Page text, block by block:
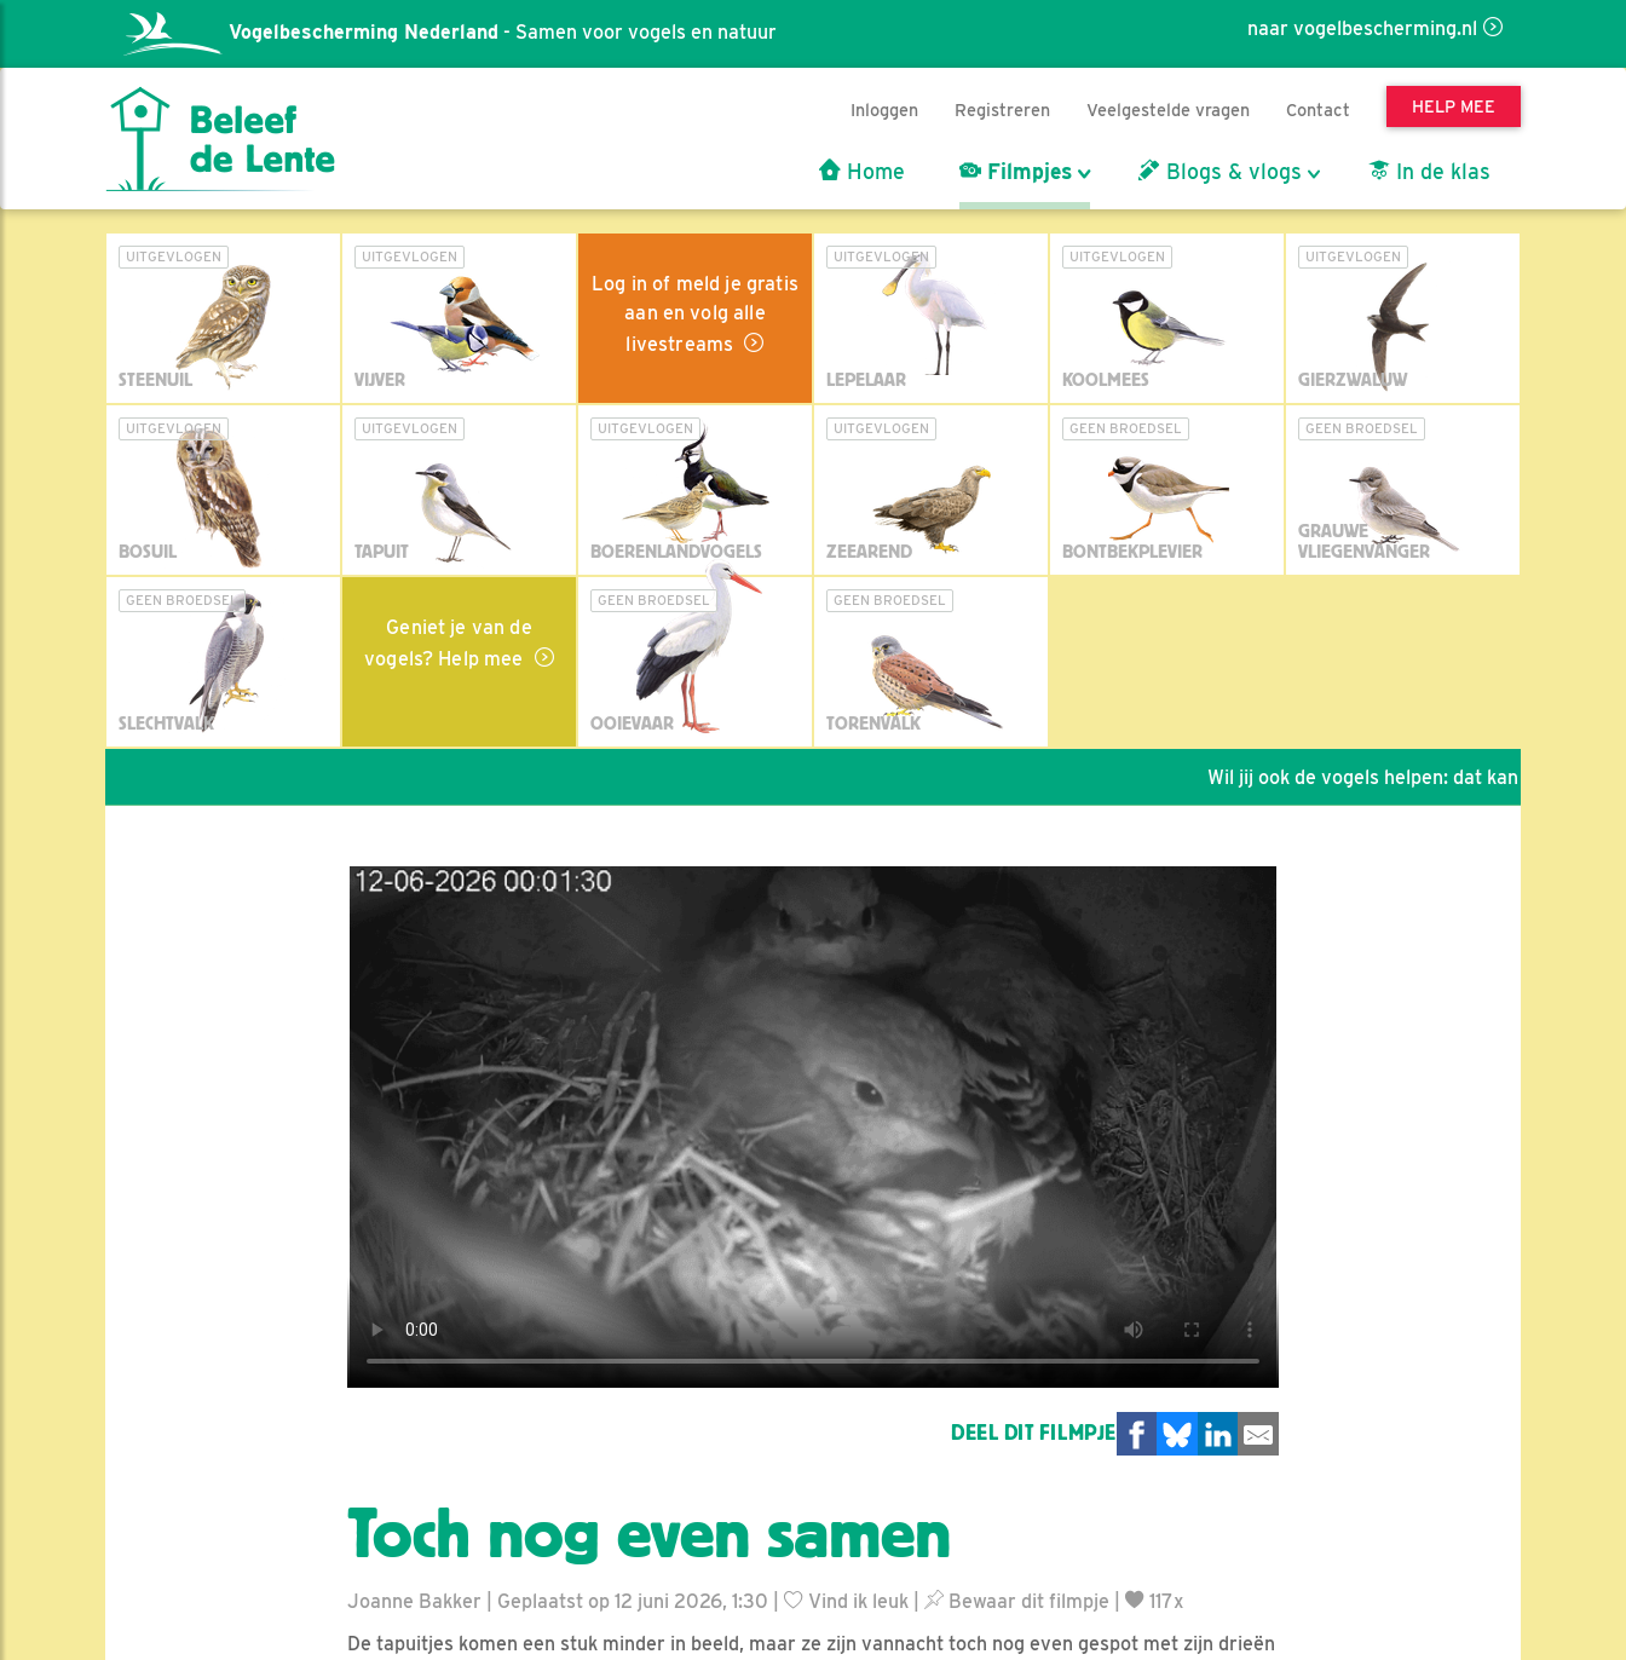
naar vogelbescherming.nl
Vogelbescherming Nederland - Samen voor vogels en natuur
Inloggen Registreren Veelgestelde vragen Contact HELP MEE
Home Filmpjes Blogs & vlogs In de klas
UITGEVLOGEN
STEENUIL
UITGEVLOGEN
VIJVER
Log in of meld je gratis
aan en volg alle
livestreams
UITGEVLOGEN
LEPELAAR
UITGEVLOGEN
KOOLMEES
UITGEVLOGEN
GIERZWALUW
UITGEVLOGEN
BOSUIL
UITGEVLOGEN
TAPUIT
UITGEVLOGEN
BOERENLANDVOGELS
UITGEVLOGEN
ZEEAREND
GEEN BROEDSEL
BONTBEKPLEVIER
GEEN BROEDSEL
GRAUWE
VLIEGENVANGER
GEEN BROEDSEL
SLECHTVALK
Geniet je van de
vogels? Help mee
GEEN BROEDSEL
OOIEVAAR
GEEN BROEDSEL
TORENVALK
Wil jij ook de vogels helpen: dat kan via de link!
DEEL DIT FILMPJE
Toch nog even samen
Joanne Bakker | Geplaatst op 12 juni 2026, 1:30 | Vind ik leuk Bewaar dit filmpje
117x
De tapuitjes komen een stuk minder in beeld, maar ze zijn vannacht toch nog even gespot met zijn drieën